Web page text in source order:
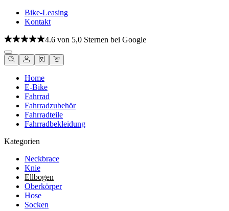
Bike-Leasing
Kontakt
4.6 von 5,0 Sternen bei Google
Home
E-Bike
Fahrrad
Fahrradzubehör
Fahrradteile
Fahrradbekleidung
Kategorien
Neckbrace
Knie
Ellbogen
Oberkörper
Hose
Socken